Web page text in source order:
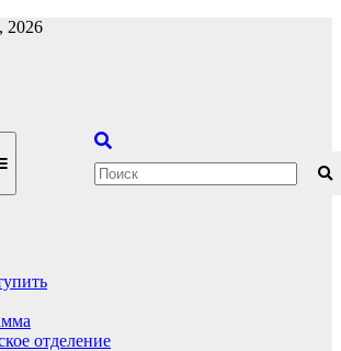
2026
отделение